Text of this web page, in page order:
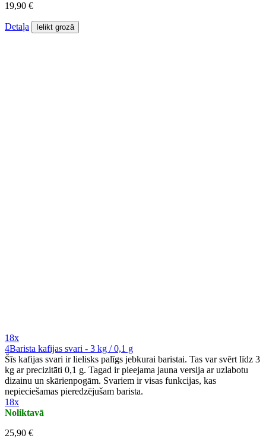
19,90 €
Detaļa Ielikt grozā
18x
4Barista kafijas svari - 3 kg / 0,1 g
Šīs kafijas svari ir lielisks palīgs jebkurai baristai. Tas var svērt līdz 3
kg ar precizitāti 0,1 g. Tagad ir pieejama jauna versija ar uzlabotu
dizainu un skārienpogām. Svariem ir visas funkcijas, kas
nepieciešamas pieredzējušam barista.
18x
Noliktavā
25,90 €